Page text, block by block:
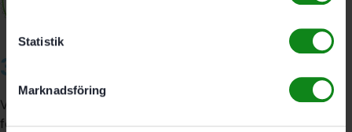
Statistik
Marknadsföring
3A Byggdelen
Vi är återförsäljare av elverktyg, tillbehör, infästning och
förbrukningsmaterial. Vi har en fysisk butik och